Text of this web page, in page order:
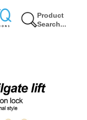
Product
Search...